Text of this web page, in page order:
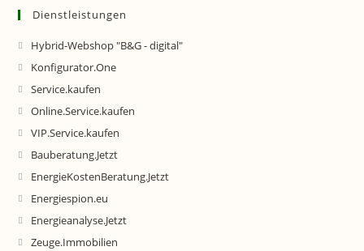
Dienstleistungen
Hybrid-Webshop "B&G - digital"
Konfigurator.One
Service.kaufen
Online.Service.kaufen
VIP.Service.kaufen
Bauberatung.Jetzt
EnergieKostenBeratung.Jetzt
Energiespion.eu
Energieanalyse.Jetzt
Zeuge.Immobilien